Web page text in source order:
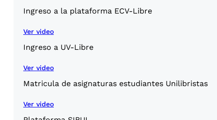
Ingreso a la plataforma ECV-Libre
Ver video
Ingreso a UV-Libre
Ver video
Matricula de asignaturas estudiantes Unilibristas
Ver video